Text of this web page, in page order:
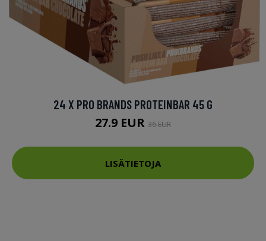
24 X PRO BRANDS PROTEINBAR 45 G
27.9 EUR 36 EUR
LISÄTIETOJA